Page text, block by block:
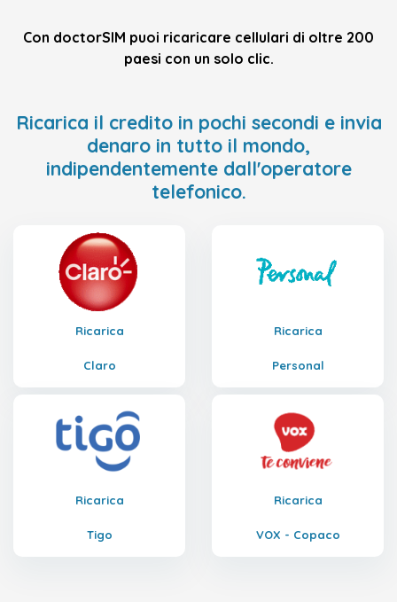
Con doctorSIM puoi ricaricare cellulari di oltre 200
paesi con un solo clic.
Ricarica il credito in pochi secondi e invia
denaro in tutto il mondo,
indipendentemente dall'operatore
telefonico.
Ricarica
Claro
Ricarica
Personal
Ricarica
Tigo
Ricarica
VOX - Copaco